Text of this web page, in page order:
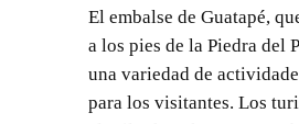
El embalse de Guatapé,
a los pies de la Piedra del
una variedad de
para los visitantes. Los